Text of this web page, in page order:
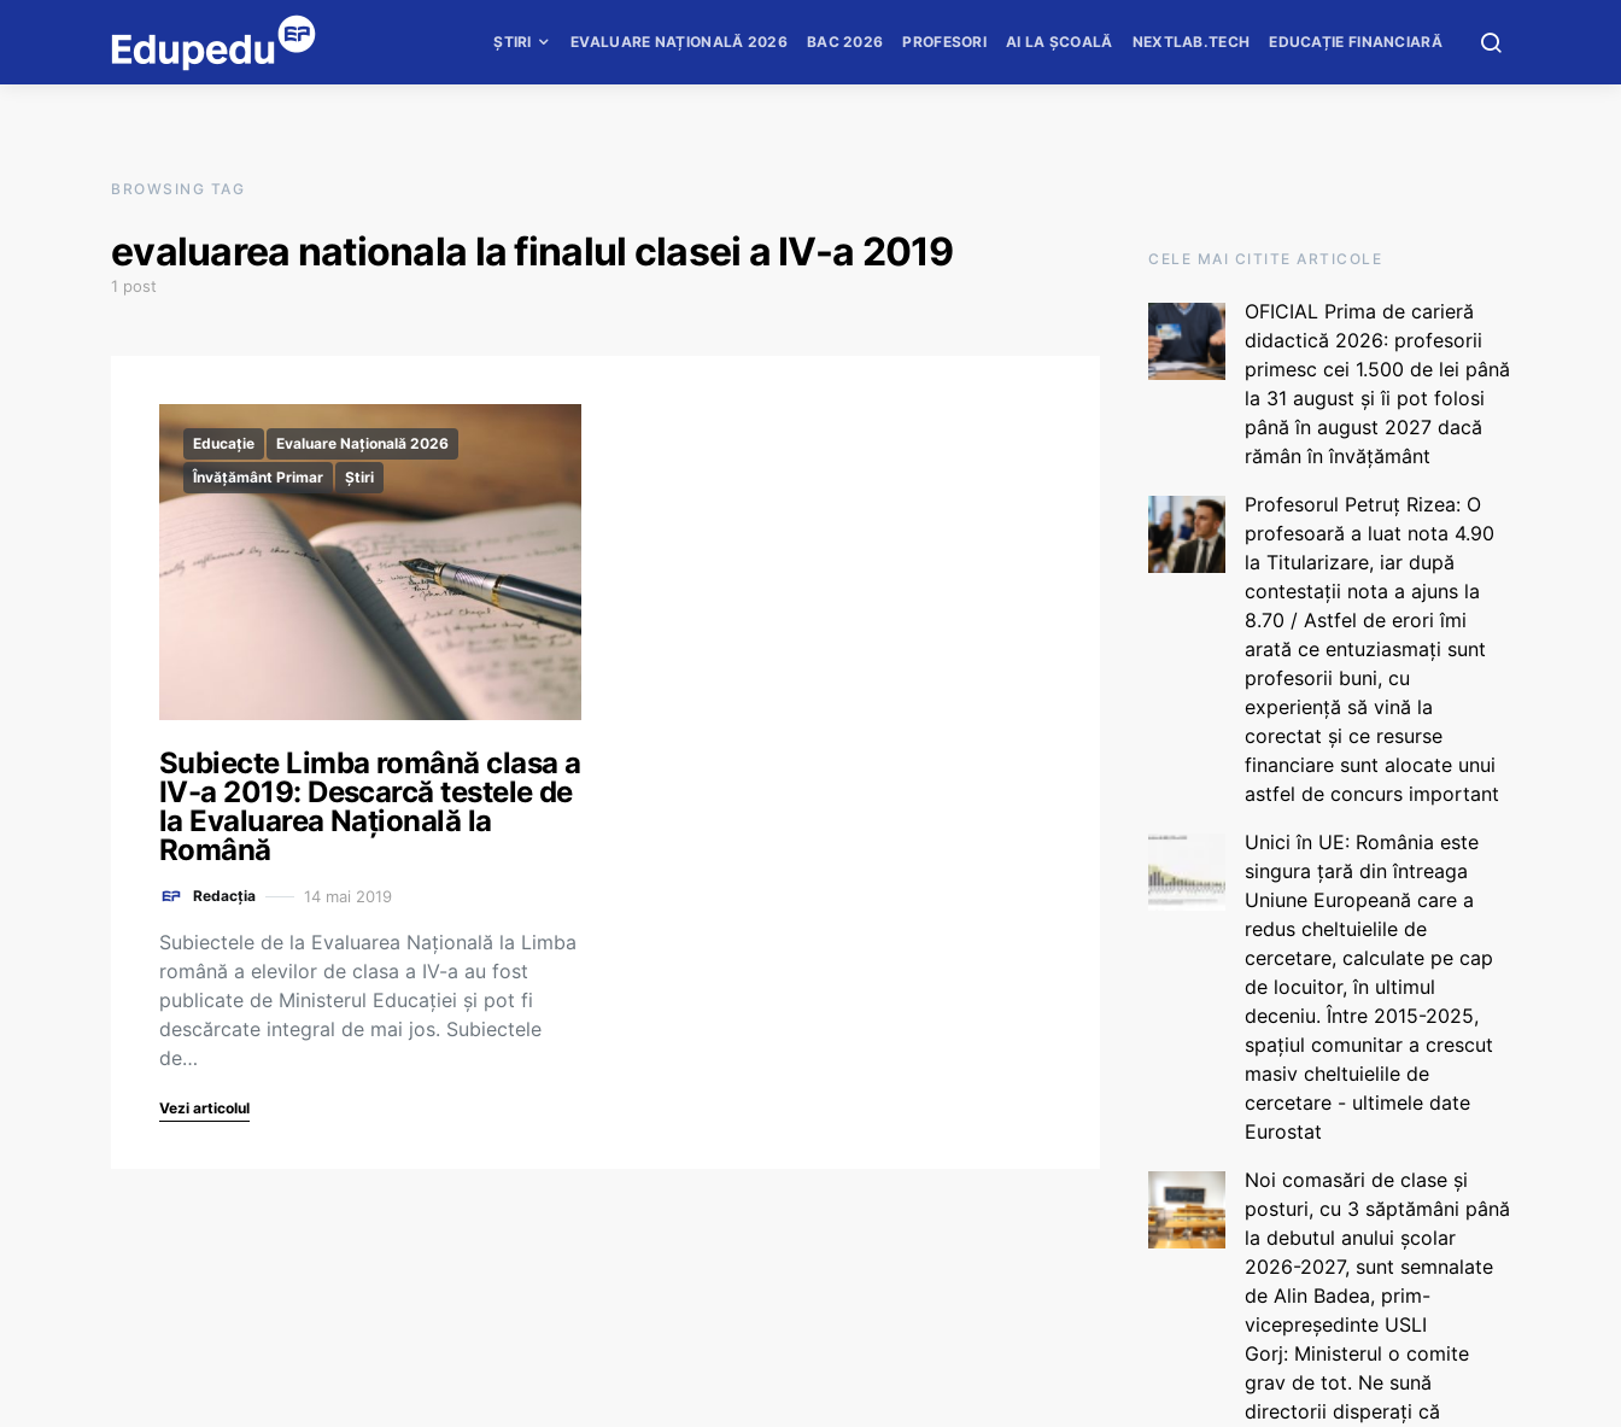
ȘTIRI EVALUARE NAȚIONALĂ 2026 BAC 2026 PROFESORI AI LA ȘCOALĂ NEXTLAB.TECH EDUCAȚIE FINANCIARĂ
BROWSING TAG
evaluarea nationala la finalul clasei a IV-a 2019
1 post
Educație
Evaluare Națională 2026
Învățământ Primar
Știri
Subiecte Limba română clasa a
IV-a 2019: Descarcă testele de
la Evaluarea Națională la
Română
Redacția 14 mai 2019
Subiectele de la Evaluarea Națională la Limba
română a elevilor de clasa a IV-a au fost
publicate de Ministerul Educației și pot fi
descărcate integral de mai jos. Subiectele
de…
Vezi articolul
CELE MAI CITITE ARTICOLE
OFICIAL Prima de carieră
didactică 2026: profesorii
primesc cei 1.500 de lei până
la 31 august și îi pot folosi
până în august 2027 dacă
rămân în învățământ
Profesorul Petruț Rizea: O
profesoară a luat nota 4.90
la Titularizare, iar după
contestații nota a ajuns la
8.70 / Astfel de erori îmi
arată ce entuziasmați sunt
profesorii buni, cu
experiență să vină la
corectat și ce resurse
financiare sunt alocate unui
astfel de concurs important
Unici în UE: România este
singura țară din întreaga
Uniune Europeană care a
redus cheltuielile de
cercetare, calculate pe cap
de locuitor, în ultimul
deceniu. Între 2015-2025,
spațiul comunitar a crescut
masiv cheltuielile de
cercetare - ultimele date
Eurostat
Noi comasări de clase și
posturi, cu 3 săptămâni până
la debutul anului școlar
2026-2027, sunt semnalate
de Alin Badea, prim-
vicepreședinte USLI
Gorj: Ministerul o comite
grav de tot. Ne sună
directorii disperați că